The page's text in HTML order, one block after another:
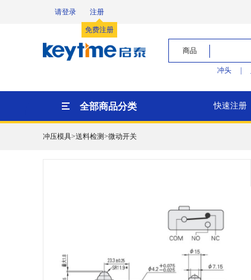
请登录 注册
免费注册
商品
冲头
全部商品分类 快速注册
冲压模具>送料检测>微动开关